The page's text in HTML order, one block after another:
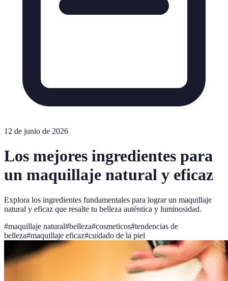
12 de junio de 2026
Los mejores ingredientes para
un maquillaje natural y eficaz
Explora los ingredientes fundamentales para lograr un maquillaje
natural y eficaz que resalte tu belleza auténtica y luminosidad.
#maquillaje natural#belleza#cosmeticos#tendencias de
belleza#maquillaje eficaz#cuidado de la piel